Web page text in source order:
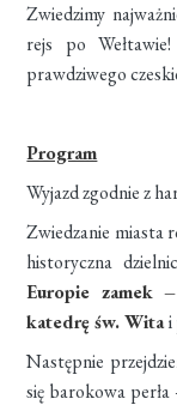
Zwiedzimy
rejs po
prawdziwego
Program
Wyjazd zgodnie z
Zwiedzanie miasta
historyczna
Europie zamek
katedrę św. Witai
Następnie
się barokowa